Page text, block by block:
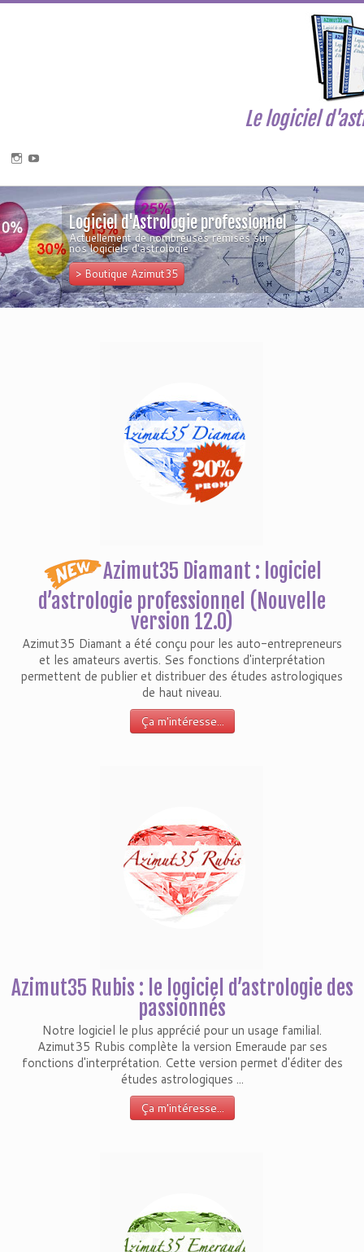
Le logiciel
Logiciel d'Astrologie professionnel
Actuellement de nombreuses remises sur
nos logiciels d'astrologie
> Boutique Azimut35
Azimut35 Diamant : logiciel
d’astrologie professionnel (Nouvelle
version 12.0)
Azimut35 Diamant a été conçu pour les auto-entrepreneurs
et les amateurs avertis. Ses fonctions d'interprétation
permettent de publier et distribuer des études astrologiques
de haut niveau.
Ça m'intéresse...
Azimut35 Rubis : le logiciel d’astrologie des
passionnés
Notre logiciel le plus apprécié pour un usage familial.
Azimut35 Rubis complète la version Emeraude par ses
fonctions d'interprétation. Cette version permet d'éditer des
études astrologiques ...
Ça m'intéresse...